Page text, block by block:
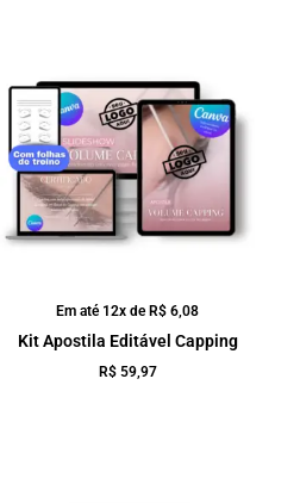
Em até 12x de R$ 6,08
Kit Apostila Editável Capping
R$59,97